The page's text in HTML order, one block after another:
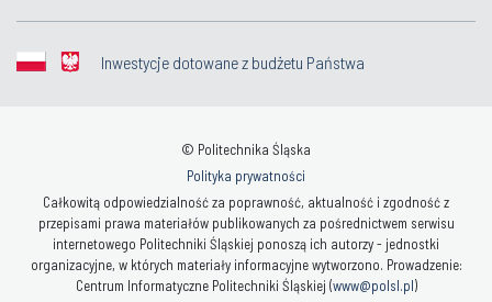
Inwestycje dotowane z budżetu Państwa
© Politechnika Śląska
Polityka prywatności
Całkowitą odpowiedzialność za poprawność, aktualność i zgodność z
przepisami prawa materiałów publikowanych za pośrednictwem serwisu
internetowego Politechniki Śląskiej ponoszą ich autorzy - jednostki
organizacyjne, w których materiały informacyjne wytworzono. Prowadzenie:
Centrum Informatyczne Politechniki Śląskiej (www@polsl.pl)